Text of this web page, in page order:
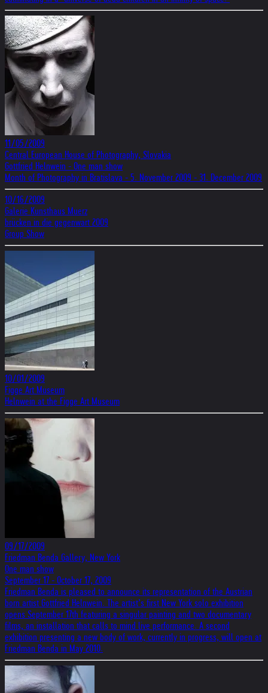
11/05/2009
Central European House of Photography, Slovakia
Gottfried Helnwein - One man show
Month of Photography in Bratislava - 5. November 2009 - 31. December 2009
10/16/2009
Galerie Kunsthaus Muerz
brücken in die gegenwart 2009
Group Show
10/01/2009
Figge Art Museum
Helnwein at the Figge Art Museum
09/17/2009
Friedman Benda Gallery, New York
One man show
September 17 - October 17, 2009
Friedman Benda is pleased to announce its representation of the Austrian
born artist Gottfried Helnwein. The artist’s first New York solo exhibition
opens September 17th featuring a singular painting and two documentary
films, an installation that calls to mind live performance. A second
exhibition presenting a new body of work, currently in progress, will open at
Friedman Benda in May 2010.